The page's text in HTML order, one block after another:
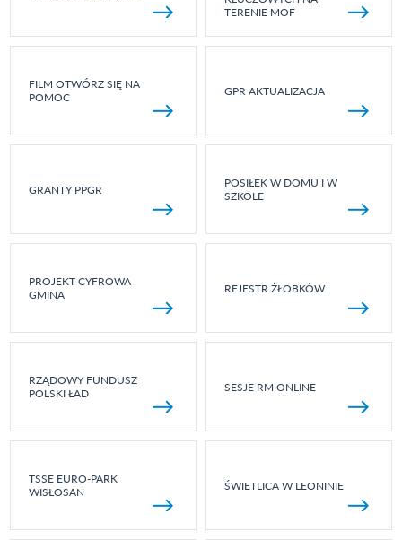
TERENIE MOF
FILM OTWÓRZ SIĘ NA
POMOC
GPR AKTUALIZACJA
GRANTY PPGR
POSIŁEK W DOMU I W
SZKOLE
PROJEKT CYFROWA
GMINA
REJESTR ŻŁOBKÓW
RZĄDOWY FUNDUSZ
POLSKI ŁAD
SESJE RM ONLINE
TSSE EURO-PARK
WISŁOSAN
ŚWIETLICA W LEONINIE